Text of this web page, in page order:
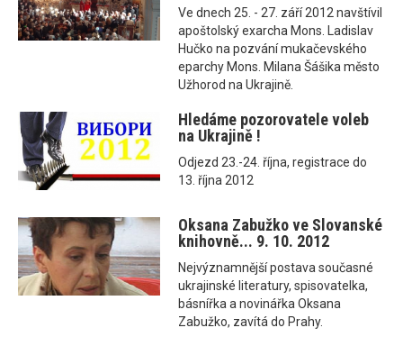
Ve dnech 25. - 27. září 2012 navštívil
apoštolský exarcha Mons. Ladislav
Hučko na pozvání mukačevského
eparchy Mons. Milana Šášika město
Užhorod na Ukrajině.
Hledáme pozorovatele voleb
na Ukrajině !
Odjezd 23.-24. října, registrace do
13. října 2012
Oksana Zabužko ve Slovanské
knihovně... 9. 10. 2012
Nejvýznamnější postava současné
ukrajinské literatury, spisovatelka,
básnířka a novinářka Oksana
Zabužko, zavítá do Prahy.